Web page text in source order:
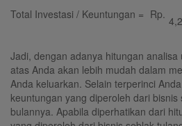
Total Investasi / Keuntungan = Rp.
Jadi, dengan adanya hitungan
atas Anda akan lebih mudah dalam
Anda keluarkan. Selain terperinci
keuntungan yang diperoleh dari
bulannya. Apabila diperhatikan dari